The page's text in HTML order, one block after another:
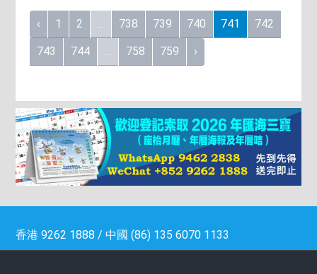
‹ 1 2 ... 738 739 740 741 742
743 744 ... 758 759 ›
香港 9262 1888 / 中國 (86) 135 6070 1133